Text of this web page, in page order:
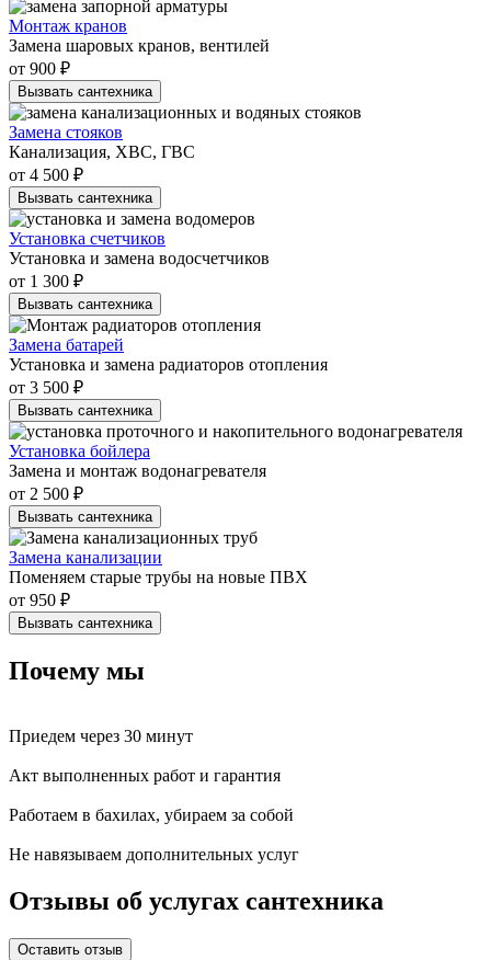
Монтаж кранов
Замена шаровых кранов, вентилей
от 900 ₽
Вызвать сантехника
Замена стояков
Канализация, ХВС, ГВС
от 4 500 ₽
Вызвать сантехника
Установка счетчиков
Установка и замена водосчетчиков
от 1 300 ₽
Вызвать сантехника
Замена батарей
Установка и замена радиаторов отопления
от 3 500 ₽
Вызвать сантехника
Установка бойлера
Замена и монтаж водонагревателя
от 2 500 ₽
Вызвать сантехника
Замена канализации
Поменяем старые трубы на новые ПВХ
от 950 ₽
Вызвать сантехника
Почему мы
Приедем через 30 минут
Акт выполненных работ и гарантия
Работаем в бахилах, убираем за собой
Не навязываем дополнительных услуг
Отзывы об услугах сантехника
Оставить отзыв